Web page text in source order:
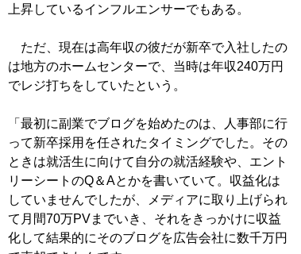
上昇しているインフルエンサーでもある。
ただ、現在は高年収の彼だが新卒で入社したの
は地方のホームセンターで、当時は年収240万円
でレジ打ちをしていたという。
「最初に副業でブログを始めたのは、人事部に行
って新卒採用を任されたタイミングでした。その
ときは就活生に向けて自分の就活経験や、エント
リーシートのQ＆Aとかを書いていて。収益化は
していませんでしたが、メディアに取り上げられ
て月間70万PVまでいき、それをきっかけに収益
化して結果的にそのブログを広告会社に数千万円